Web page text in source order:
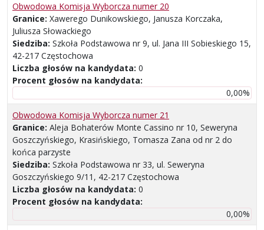
Obwodowa Komisja Wyborcza numer 20
Granice: Xawerego Dunikowskiego, Janusza Korczaka,
Juliusza Słowackiego
Siedziba: Szkoła Podstawowa nr 9, ul. Jana III Sobieskiego 15,
42-217 Częstochowa
Liczba głosów na kandydata: 0
Procent głosów na kandydata:
0,00%
Obwodowa Komisja Wyborcza numer 21
Granice: Aleja Bohaterów Monte Cassino nr 10, Seweryna
Goszczyńskiego, Krasińskiego, Tomasza Zana od nr 2 do
końca parzyste
Siedziba: Szkoła Podstawowa nr 33, ul. Seweryna
Goszczyńskiego 9/11, 42-217 Częstochowa
Liczba głosów na kandydata: 0
Procent głosów na kandydata:
0,00%